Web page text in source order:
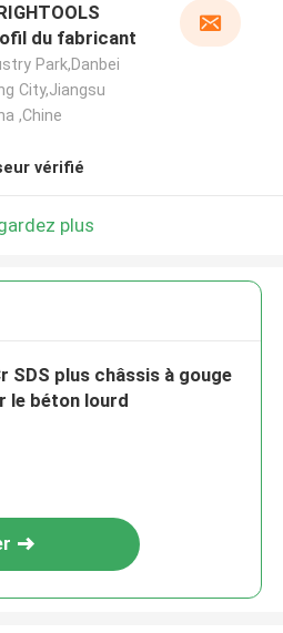
du fabricant
Park,Danbei
City,Jiangsu
,Chine
vérifié
plus
SDS plus châssis à gouge
le béton lourd